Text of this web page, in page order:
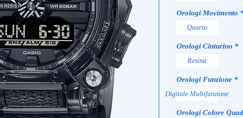
Orologi Movimento
Quarzo
Orologi Cinturino *
Resina
Orologi Funzione *
Digitale Multifunzione
Orologi Colore